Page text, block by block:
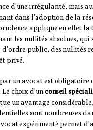
d’une irrégularité, mais
dans l’adoption de la
applique en effet la
les nullités absolues, qui
public, des nullités
privé.
un avocat est obligatoire
choix d’un conseil
un avantage
sont nombreuses
expérimenté permet